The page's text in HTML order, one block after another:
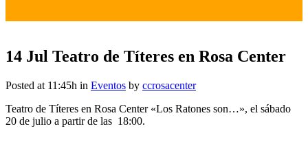
14 Jul Teatro de Títeres en Rosa Center
Posted at 11:45h in Eventos by ccrosacenter
Teatro de Títeres en Rosa Center «Los Ratones son…», el sábado
20 de julio a partir de las 18:00.